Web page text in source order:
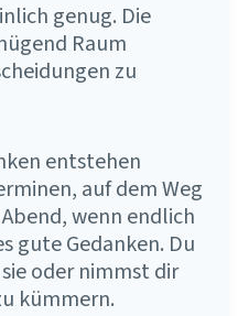
genug. Die
Raum
zu
entstehen
auf dem Weg
wenn endlich
gute Gedanken. Du
oder nimmst dir
kümmern.